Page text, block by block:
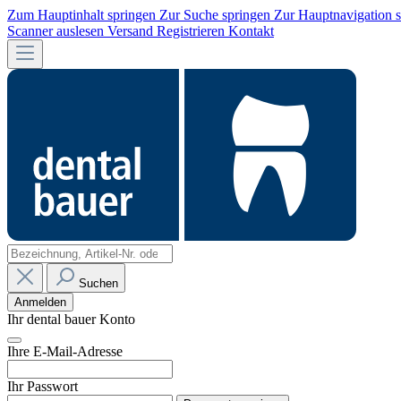
Zum Hauptinhalt springen Zur Suche springen Zur Hauptnavigation
Scanner auslesen Versand Registrieren Kontakt
Suchen
Anmelden
Ihr dental bauer Konto
Ihre E-Mail-Adresse
Ihr Passwort